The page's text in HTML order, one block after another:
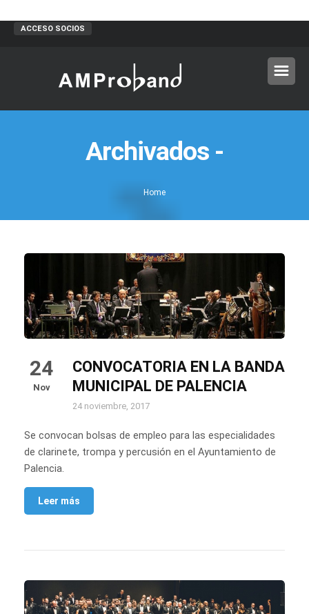
ACCESO SOCIOS
Archivados -
Home
24
Nov
CONVOCATORIA EN LA BANDA
MUNICIPAL DE PALENCIA
24 noviembre, 2017
Se convocan bolsas de empleo para las especialidades
de clarinete, trompa y percusión en el Ayuntamiento de
Palencia.
Leer más